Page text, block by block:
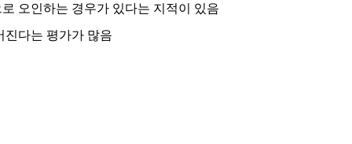
오인하는 경우가 있다는 지적이 있음
진다는 평가가 많음